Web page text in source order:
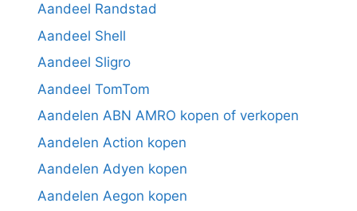
Aandeel Randstad
Aandeel Shell
Aandeel Sligro
Aandeel TomTom
Aandelen ABN AMRO kopen of verkopen
Aandelen Action kopen
Aandelen Adyen kopen
Aandelen Aegon kopen